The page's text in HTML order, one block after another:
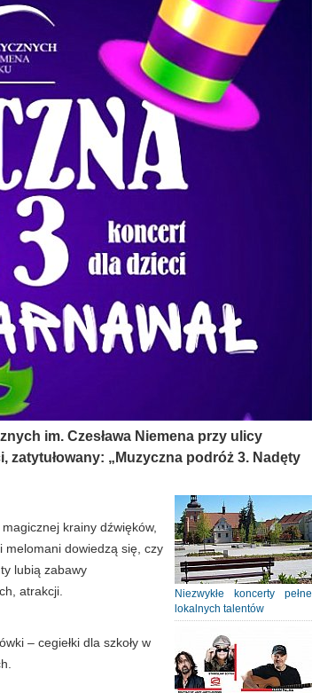
im. Czesława Niemena przy ulicy
„Muzyczna podróż 3. Nadęty
Niezwykłe koncerty pełne
lokalnych talentów
krainy dźwięków,
melomani dowiedzą się, czy
lubią zabawy
atrakcji.
– cegiełki dla szkoły w